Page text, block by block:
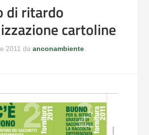
di ritardo
cartoline
2011 daanconambiente